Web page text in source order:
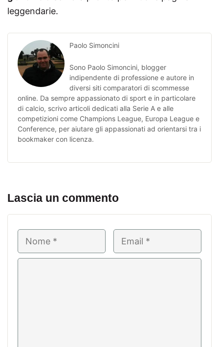
leggendarie.
Paolo Simoncini
Sono Paolo Simoncini, blogger
indipendente di professione e autore in
diversi siti comparatori di scommesse
online. Da sempre appassionato di sport e in particolare
di calcio, scrivo articoli dedicati alla Serie A e alle
competizioni come Champions League, Europa League e
Conference, per aiutare gli appassionati ad orientarsi tra i
bookmaker con licenza.
Lascia un commento
Nome Email